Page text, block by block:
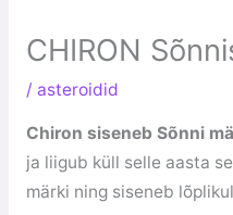
CHIRON
/ asteroidid
Chiron siseneb Sõnni
ja liigub küll selle aasta
märki ning siseneb